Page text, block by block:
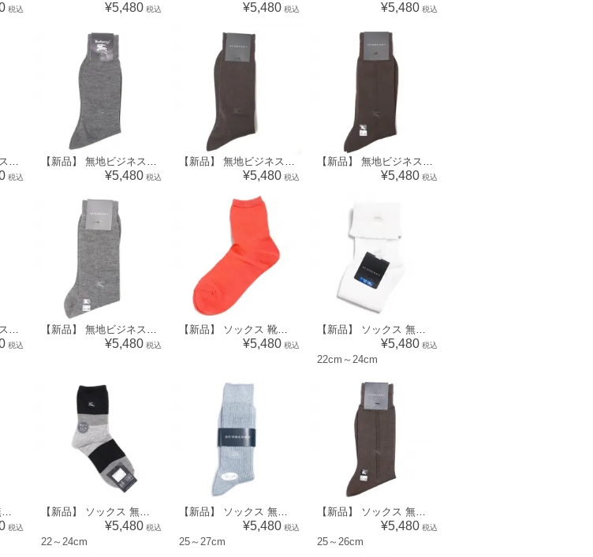
税込 ¥5,480 税込 ¥5,480 税込 ¥5,480 税込
【新品】 無地ビジネスソックス 靴下 バーバリー 70560 BURBERRY グレー メンズ
税込
【新品】 無地ビジネスソックス 靴下 バーバリーズ 70559 Burberrys グレー メンズ
¥5,480 税込
【新品】 無地ビジネスソックス 靴下 バーバリー 70558 BURBERRY カーキ メンズ
¥5,480 税込
【新品】 無地ビジネスソックス 靴下 バーバリー 70556 BURBERRY カーキ メンズ
¥5,480 税込
【新品】 無地ビジネスソックス 靴下 バーバリー 70555 BURBERRY グレー メンズ
税込
【新品】 無地ビジネスソックス 靴下 バーバリー 70554 BURBERRY グレー メンズ
¥5,480 税込
【新品】 ソックス 靴下 無地 バーバリーブルーレーベル 70360 BURBERRY BLUE LABEL レッド メンズ
¥5,480 税込
【新品】 ソックス 無地 22cm～24cm バーバリーロンドン 70357 BURBERRY LONDON ホワイト メンズ
¥5,480 税込
22cm～24cm
【新品】 ソックス 無地 23cm～24cm バーバリーロンドン 70352 BURBERRY LONDON グレー メンズ
税込
【新品】 ソックス 無地 22～24cm バーバリーロンドン 70334 BURBERRY LONDON ブラック メンズ
¥5,480 税込
22～24cm
【新品】 ソックス 無地 25～27cm バーバリーロンドン 70333 BURBERRY LONDON ブルー メンズ
¥5,480 税込
25～27cm
【新品】 ソックス 無地 25～26cm バーバリーロンドン 70332 BURBERRY LONDON カーキ メンズ
¥5,480 税込
25～26cm